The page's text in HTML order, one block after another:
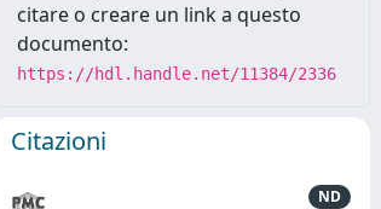
citare o creare un link a questo
documento:
https://hdl.handle.net/11384/2336
Citazioni
ND